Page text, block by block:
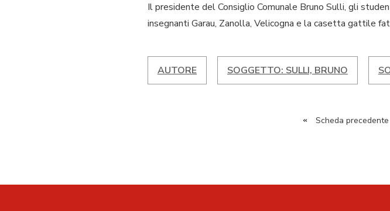
Il presidente del Consiglio Comunale Bruno Sulli, gli
insegnanti Garau, Zanolla, Velicogna e la casetta gattile
AUTORE SOGGETTO: SULLI, BRUNO
« Scheda precedente